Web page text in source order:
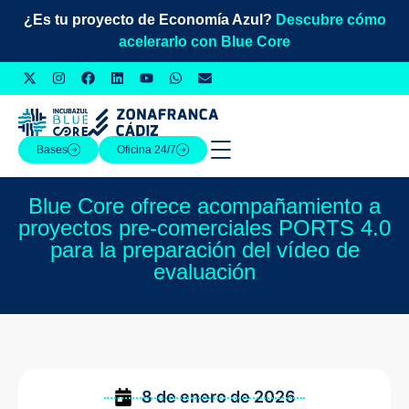
¿Es tu proyecto de Economía Azul? Descubre cómo
acelerarlo con Blue Core
Bases Oficina 24/7
Blue Core ofrece acompañamiento a
proyectos pre-comerciales PORTS 4.0
para la preparación del vídeo de
evaluación
8 de enero de 2026